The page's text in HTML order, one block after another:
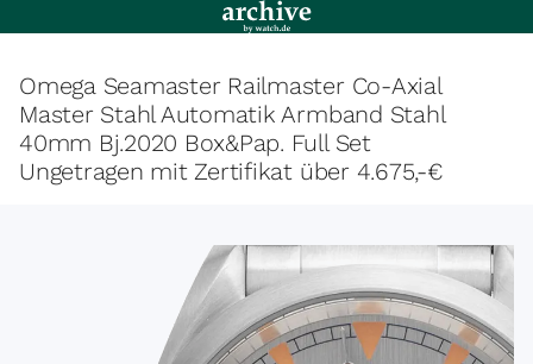
Omega Seamaster Railmaster Co-Axial
Master Stahl Automatik Armband Stahl
40mm Bj.2020 Box&Pap. Full Set
Ungetragen mit Zertifikat über 4.675,-€